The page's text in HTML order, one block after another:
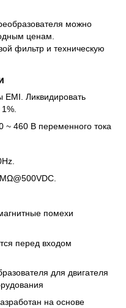
можно
ценам.
фильтр и техническую
Ликвидировать
460 В переменного тока
помехи
перед входом
для двигателя
на основе